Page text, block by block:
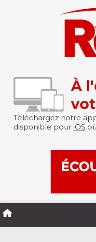
À
Téléchargez notre
disponible pour iOS où